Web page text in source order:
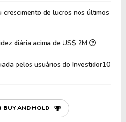
19,35% 19,35%
crescimento de lucros nos últimos
diária acima de US$ 2M
pelos usuários do Investidor10
BUY AND HOLD